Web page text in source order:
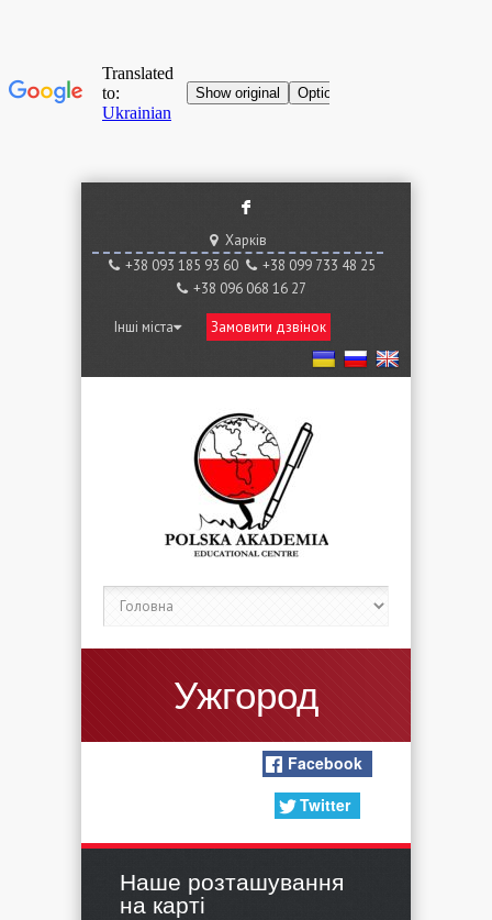
F
Харків
+38 ‎093 185 93 60
+38 ‎099 733 48 25
+38 096 068 16 27
Інші міста Замовити дзвінок
Ужгород
Facebook
Twitter
Наше розташування
на карті